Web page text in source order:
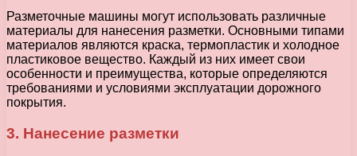
Разметочные машины могут использовать различные
материалы для нанесения разметки. Основными типами
материалов являются краска, термопластик и холодное
пластиковое вещество. Каждый из них имеет свои
особенности и преимущества, которые определяются
требованиями и условиями эксплуатации дорожного
покрытия.
3. Нанесение разметки